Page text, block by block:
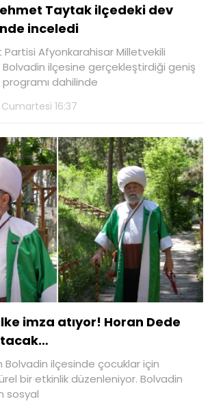
Taytak ilçedeki dev
inceledi
Afyonkarahisar Milletvekili
ilçesine gerçekleştirdiği geniş
dahilinde
16:37
imza atıyor! Horan Dede
Bolvadin ilçesinde çocuklar için
bir etkinlik düzenleniyor. Bolvadin
sosyal